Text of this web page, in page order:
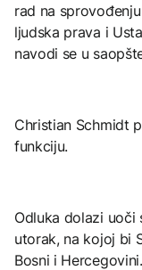
rad na
ljudska prava i
navodi se u
Christian Schmidt
funkciju.
Odluka dolazi uoči
utorak, na kojoj bi
Bosni i Hercegovini.